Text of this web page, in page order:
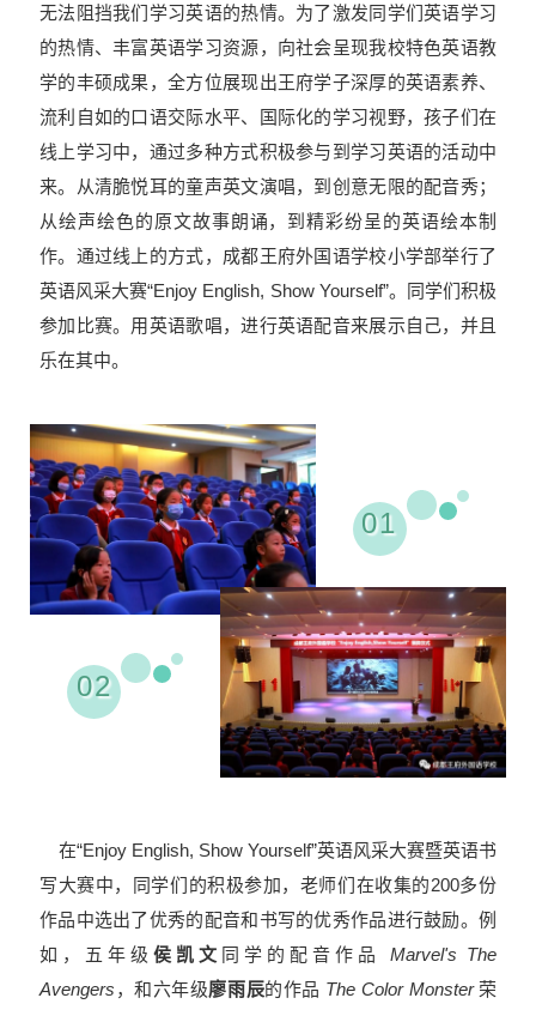
无法阻挡我们学习英语的热情。 为了激发同学们英语学习
的热情、丰富英语学习资源，向社会呈现我校特色英语教
学的丰硕成果，全方位展现出王府学子深厚的英语素养、
流利自如的口语交际水平、国际化的学习视野，孩子们在
线上学习中，通过多种方式积极参与到学习英语的活动中
来。
从清脆悦耳的童声英文演唱，到创意无限的配音秀；
从绘声绘色的原文故事朗诵，到精彩纷呈的英语绘本制
作。 通过线上的方式，成都王府外国语学校小学部举行了
英语风采大赛“Enjoy English, Show Yourself”。
同学们积极
参加比赛。 用英语歌唱，进行英语配音来展示自己，并且
乐在其中。
01
02
在“Enjoy English, Show Yourself”英语风采大赛暨英语书
写大赛中，同学们的积极参加，老师们在收集的200多份
作品中选出了优秀的配音和书写的优秀作品进行鼓励。例
如，五年级 侯凯文 同学的配音作品
Marvel's The
Avengers ，和六年级廖雨辰的作品 The Color Monster 荣